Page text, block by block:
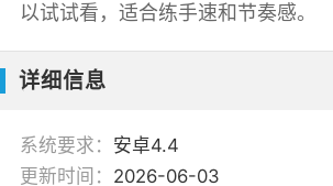
以试试看，适合练手速和节奏感。
详细信息
系统要求： 安卓4.4
更新时间： 2026-06-03